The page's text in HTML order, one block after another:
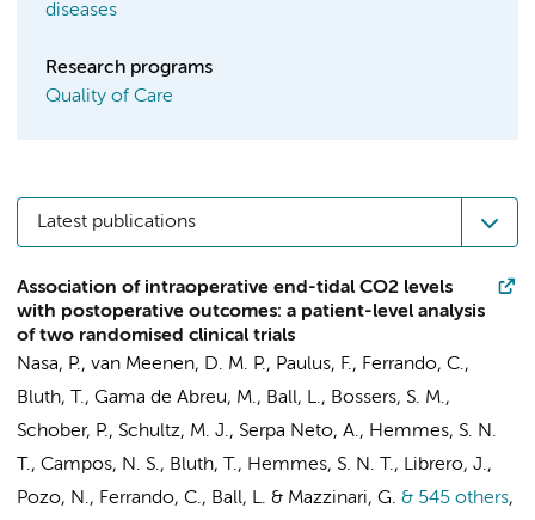
diseases
Research programs
Quality of Care
Latest publications
Association of intraoperative end-tidal CO2 levels
with postoperative outcomes: a patient-level analysis
of two randomised clinical trials
Nasa, P., van Meenen, D. M. P., Paulus, F., Ferrando, C.,
Bluth, T., Gama de Abreu, M., Ball, L., Bossers, S. M.,
Schober, P., Schultz, M. J., Serpa Neto, A., Hemmes, S. N.
T., Campos, N. S., Bluth, T., Hemmes, S. N. T., Librero, J.,
Pozo, N., Ferrando, C., Ball, L. & Mazzinari, G. & 545 others,